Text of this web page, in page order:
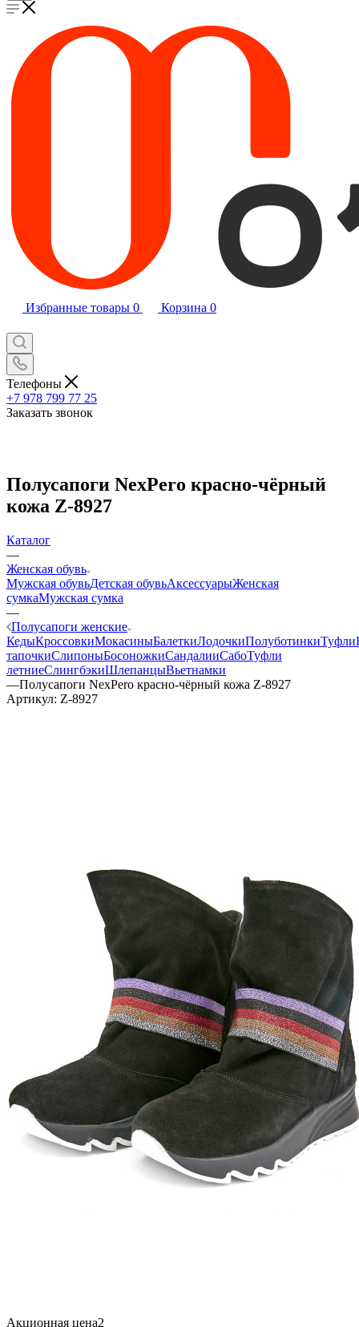
Избранные товары 0 Корзина 0
Телефоны
+7 978 799 77 25
Заказать звонок
Полусапоги NexPero красно-чёрный
кожа Z-8927
Каталог
—
Женская обувь
Мужская обувьДетская обувьАксессуарыЖенская
сумкаМужская сумка
—
Полусапоги женские
КедыКроссовкиМокасиныБалеткиЛодочкиПолуботинкиТуфли
тапочкиСлипоныБосоножкиСандалииСабоТуфли
летниеСлингбэкиШлепанцыВьетнамки
—Полусапоги NexPero красно-чёрный кожа Z-8927
Артикул: Z-8927
Акционная цена2